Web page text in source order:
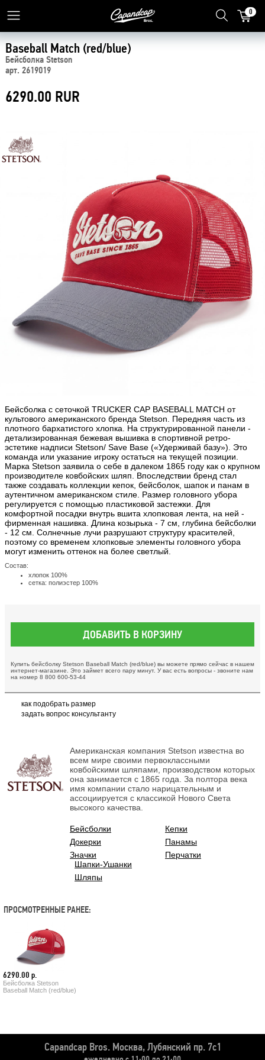
0
Baseball Match (red/blue)
Бейсболка Stetson
арт. 2619019
Бейсболка с сеточкой TRUCKER CAP BASEBALL MATCH от
культового американского бренда Stetson. Передняя часть из
плотного бархатистого хлопка. На структурированной панели -
детализированная бежевая вышивка в спортивной ретро-
эстетике надписи Stetson/ Save Base («Удерживай базу»). Это
команда или указание игроку остаться на текущей позиции.
Марка Stetson заявила о себе в далеком 1865 году как о крупном
производителе ковбойских шляп. Впоследствии бренд стал
также создавать коллекции кепок, бейсболок, шапок и панам в
аутентичном американском стиле. Размер головного убора
регулируется с помощью пластиковой застежки. Для
комфортной посадки внутрь вшита хлопковая лента, на ней -
фирменная нашивка. Длина козырька - 7 см, глубина бейсболки
- 12 см. Солнечные лучи разрушают структуру красителей,
поэтому со временем хлопковые элементы головного убора
могут изменить оттенок на более светлый.
Состав:
хлопок 100%
сетка: полиэстер 100%
ДОБАВИТЬ В КОРЗИНУ
Купить бейсболку Stetson Baseball Match (red/blue) вы можете прямо сейчас в нашем
интернет-магазине. Это займет всего пару минут. У вас есть вопросы - звоните нам
на номер 8 800 600-53-44
как подобрать размер
задать вопрос консультанту
Американская компания Stetson известна во
всем мире своими первоклассными
ковбойскими шляпами, производством которых
она занимается с 1865 года. За полтора века
имя компании стало нарицательным и
ассоциируется с классикой Нового Света
высокого качества.
Бейсболки
Докерки
Значки
Кепки
Панамы
Перчатки
Шапки-Ушанки
Шляпы
ПРОСМОТРЕННЫЕ РАНЕЕ:
6290.00 р.
Бейсболка Stetson
Baseball Match (red/blue)
Capandcap Bros. Москва, Лубянский пр. 7с1